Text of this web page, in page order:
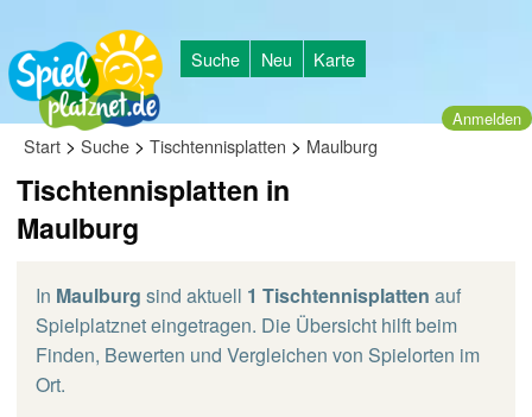
Suche Neu Karte
Anmelden
Start > Suche > Tischtennisplatten > Maulburg
Tischtennisplatten in
Maulburg
In Maulburg sind aktuell 1 Tischtennisplatten auf
Spielplatznet eingetragen. Die Übersicht hilft beim
Finden, Bewerten und Vergleichen von Spielorten im
Ort.